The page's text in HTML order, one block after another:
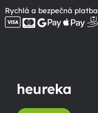
Rychlá a bezpečná platba
heureka